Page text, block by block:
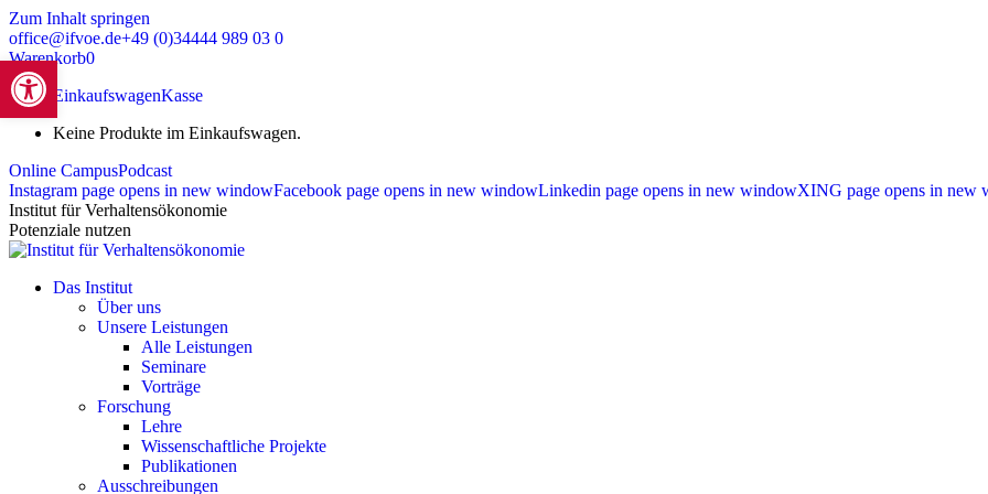
Zum Inhalt springen
office@ifvoe.de+49 (0)34444 989 03 0
Warenkorb0
Zeige EinkaufswagenKasse
Keine Produkte im Einkaufswagen.
Online CampusPodcast
Instagram page opens in new windowFacebook page opens in new windowLinkedin page opens in new windowXING page opens in new
Institut für Verhaltensökonomie
Potenziale nutzen
Das Institut
Über uns
Unsere Leistungen
Alle Leistungen
Seminare
Vorträge
Forschung
Lehre
Wissenschaftliche Projekte
Publikationen
Ausschreibungen
Werkzeugleiste öffnen